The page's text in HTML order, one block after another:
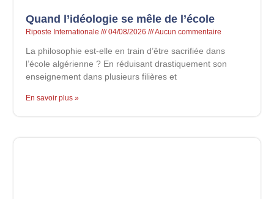
Quand l’idéologie se mêle de l’école
Riposte Internationale 04/08/2026 Aucun commentaire
La philosophie est-elle en train d’être sacrifiée dans
l’école algérienne ? En réduisant drastiquement son
enseignement dans plusieurs filières et
En savoir plus »